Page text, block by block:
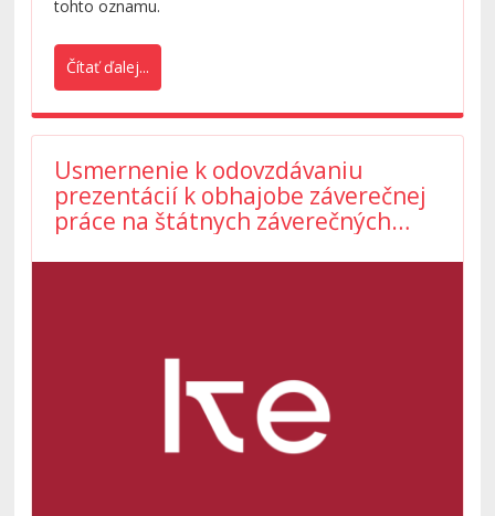
tohto oznamu.
Čítať ďalej...
Usmernenie k odovzdávaniu
prezentácií k obhajobe záverečnej
práce na štátnych záverečných
AR 2025/2026 pre ŠP Aplikovaná